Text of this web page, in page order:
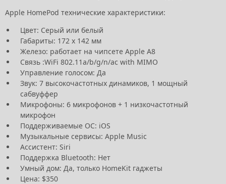
Apple HomePod технические характеристики:
Цвет: Серый или белый
Габариты: 172 x 142 мм
Железо: работает на чипсете Apple A8
Связь :WiFi 802.11a/b/g/n/ac with MIMO
Управление голосом: Да
Звук: 7 высокочастотных динамиков, 1 мощный
сабвуффер
Микрофоны: 6 микрофонов + 1 низкочастотный
микрофон
Поддерживаемые ОС: iOS
Музыкальные сервисы: Apple Music
Ассистент: Siri
Поддержка Bluetooth: Нет
Умный дом: Да, только HomeKit гаджеты
Цена: $350